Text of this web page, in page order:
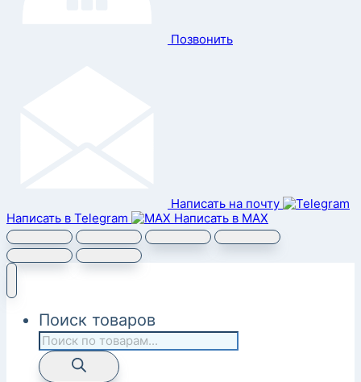
Позвонить
Написать на почту
Написать в Telegram
Написать в MAX
Поиск товаров